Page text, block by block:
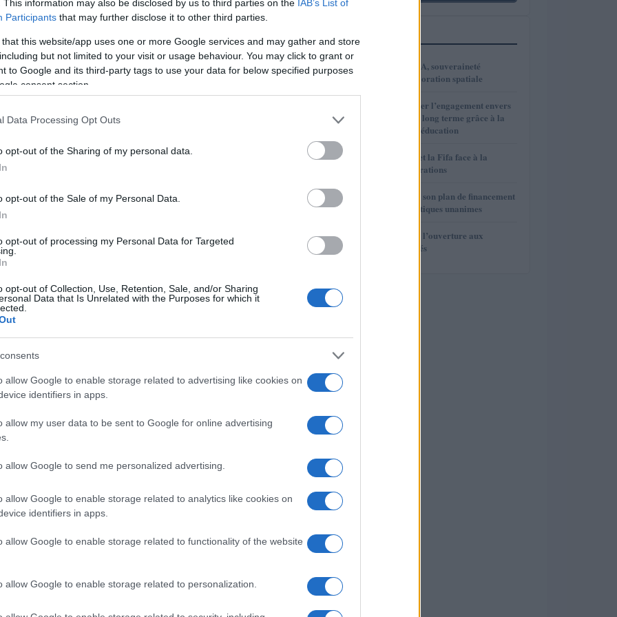
This information may also be disclosed by us to third parties on the IAB’s List of
Participants that may further disclose it to other third parties.
that this website/app uses one or more Google services and may gather and store
but not limited to your visit or usage behaviour. You may click to grant or
to Google and its third-party tags to use your data for below specified purposes
consent section.
Data Processing Opt Outs
opt-out of the Sharing of my personal data.
opt-out of the Sale of my Personal Data.
opt-out of processing my Personal Data for Targeted
opt-out of Collection, Use, Retention, Sale, and/or Sharing
Data that Is Unrelated with the Purposes for which it
allow Google to enable storage related to advertising like cookies on
identifiers in apps.
allow my user data to be sent to Google for online advertising
allow Google to send me personalized advertising.
allow Google to enable storage related to analytics like cookies on
identifiers in apps.
allow Google to enable storage related to functionality of the website
allow Google to enable storage related to personalization.
au regard de la représentativité du RN et de
politiques.
du problème
en janvier 2026 d’un
et couvrant l’ensemble de ses antennes. Selon
encore possible
reprises
que ces invitations ont été déclinées. La chaîne
a jugé que le
1 VivaTech 2026 : IA, souveraineté
numérique et exploration spatiale
Comment renforcer l’engagement envers
l’investissement à long terme grâce à la
psychologie et à l’éducation
3
Gianni Infantino et la Fifa face à la
rébellion des fédérations
4
La Fifa renonce à son plan de financement
privé face aux critiques unanimes
5
La Fifa renonce à l’ouverture aux
investisseurs privés